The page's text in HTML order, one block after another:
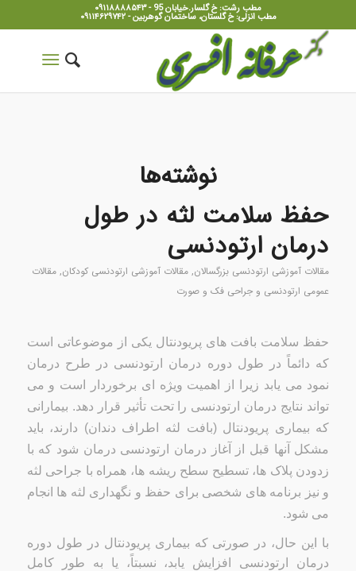
مطب رشت: خ گلسار.خیابان 95 - ۰۹۱۱۸۸۸۸۵۴۳
مطب انزلی: خ گلستان، ساختمان گوهربین - ۰۹۱۱۴۶۲۹۷۴۲
نوشته‌ها
حفظ سلامت لثه در طول
درمان ارتودنسی
مقالات آموزشی ارتودنسی بزرگسالان, مقالات آموزشی ارتودنسی کودکان, مقالات
عمومی ارتودنسی و جراحی فک و صورت
حفظ سلامت بافت های پریودنتال یکی از موضوعاتی است
که دائماً در طول دوره درمان ارتودنسی در طرح درمان
نمود می یابد زیرا از اهمیت ویژه ای برخوردار است و می
تواند نتایج درمان ارتودنسی را تحت تأثیر قرار دهد. بیمارانی
که بیماری پریودنتال (بافت لثه اطراف دندان) دارند، باید
مشکل آنها قبل از آغاز درمان ارتودنسی درمان شود که با
زدودن پلاک ها، تسطیح سطح ریشه ها، همراه با جراحی لثه
و نیز برنامه های شخصی برای حفظ و نگهداری لثه ها انجام
می شود.
با این حال، در صورتی که بیماری پریودنتال در طول دوره
درمان ارتودنسی افزایش یابد، نسبتاً، یا به طور کامل